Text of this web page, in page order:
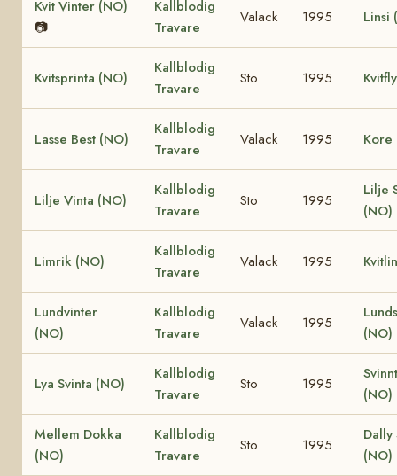
Kvit Vinter (NO)
📷
Kallblodig
Travare
Valack 1995 Linsi
Kvitsprinta (NO)
Kallblodig
Travare
Sto 1995
Lasse Best (NO)
Kallblodig
Travare
Valack 1995 Kore
Lilje Vinta (NO)
Kallblodig
Travare
Sto 1995
Lilje
(NO)
Limrik (NO)
Kallblodig
Travare
Valack 1995
Lundvinter
(NO)
Kallblodig
Travare
Valack 1995
(NO)
Lya Svinta (NO)
Kallblodig
Travare
Sto 1995
(NO)
Mellem Dokka
(NO)
Kallblodig
Travare
Sto 1995
Dally
(NO)